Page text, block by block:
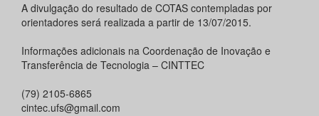
A divulgação do resultado de COTAS contempladas por
orientadores será realizada a partir de 13/07/2015.
Informações adicionais na Coordenação de Inovação e
Transferência de Tecnologia – CINTTEC
(79) 2105-6865
cintec.ufs@gmail.com